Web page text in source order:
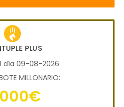
PLUS
día 09-08-2026
MILLONARIO: